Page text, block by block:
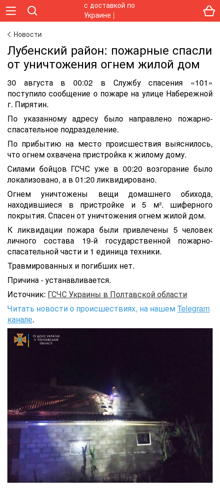
Новости
Лубенский район: пожарные спасли
от уничтожения огнем жилой дом
30 августа в 00:02 в Службу спасения «101»
поступило сообщение о пожаре на улице Набережной
г. Пирятин.
По указанному адресу было направлено пожарно-
спасательное подразделение.
По прибытию на место происшествия выяснилось,
что огнем охвачена пристройка к жилому дому.
Силами бойцов ГСЧС уже в 00:20 возгорание было
локализовано, а в 01:20 ликвидировано.
Огнем уничтожены вещи домашнего обихода,
находившиеся в пристройке и 5 м². шиферного
покрытия. Спасен от уничтожения огнем жилой дом.
К ликвидации пожара были привлечены 5 человек
личного состава 19-й государственной пожарно-
спасательной части и 1 единица техники.
Травмированных и погибших нет.
Причина - устанавливается.
Источник: ГСЧС Украины в Полтавской области
Читать новости о происшествиях, на нашемTelegram
канале.